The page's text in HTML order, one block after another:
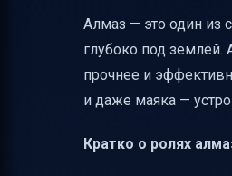
Советы по
Сравнение
Таблица
Алмаз — это один из
глубоко под
прочнее и
и даже маяка —
Кратко о ролях